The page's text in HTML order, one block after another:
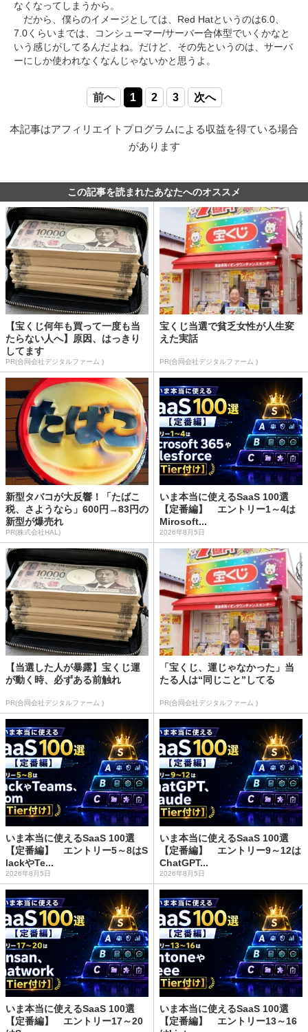
なくなってしまうから。
だから、僕らのイメージとしては、Red Hatというのは6.0、
7.0くらいまでは、コンシューマー/サーバー合体型でいくかなと
いう感じがしてるんだよね。だけど、その先というのは、サーバ
ーにしか使われなくなんじゃないかと思うよ。
前へ 1 2 3 次へ
本記事はアフィリエイトプログラムによる収益を得ている場合
があります
この記事を読まれたあなたへのオススメ
【宝くじ何年も買って一度も当
たらない人へ】原因、はっきり
してます
PR(合同会社デジタルファーム )
宝くじ当選で貧乏女性が人生変
えた実話
PR(合同会社デジタルファーム )
新型タバコが大反響！「たばこ
税、さようなら」600円→83円の
新型が爆売れ
PR(株式会社HAL)
いま本当に使えるSaaS 100選
【定番編】 エントリー1～4は
Mirosoft...
2026年8月5日
【当選した人が暴露】宝くじ運
が動く時、必ずある前触れ
PR(合同会社デジタルファーム )
「宝くじ、運じゃなかった」当
たる人は“同じこと”してる
PR(合同会社デジタルファーム )
いま本当に使えるSaaS 100選
【定番編】 エントリー5～8はS
lackやTe...
2026年8月5日
いま本当に使えるSaaS 100選
【定番編】 エントリー9～12は
ChatGPT...
2026年8月5日
いま本当に使えるSaaS 100選
【定番編】 エントリー17～20
いま本当に使えるSaaS 100選
【定番編】 エントリー13～16